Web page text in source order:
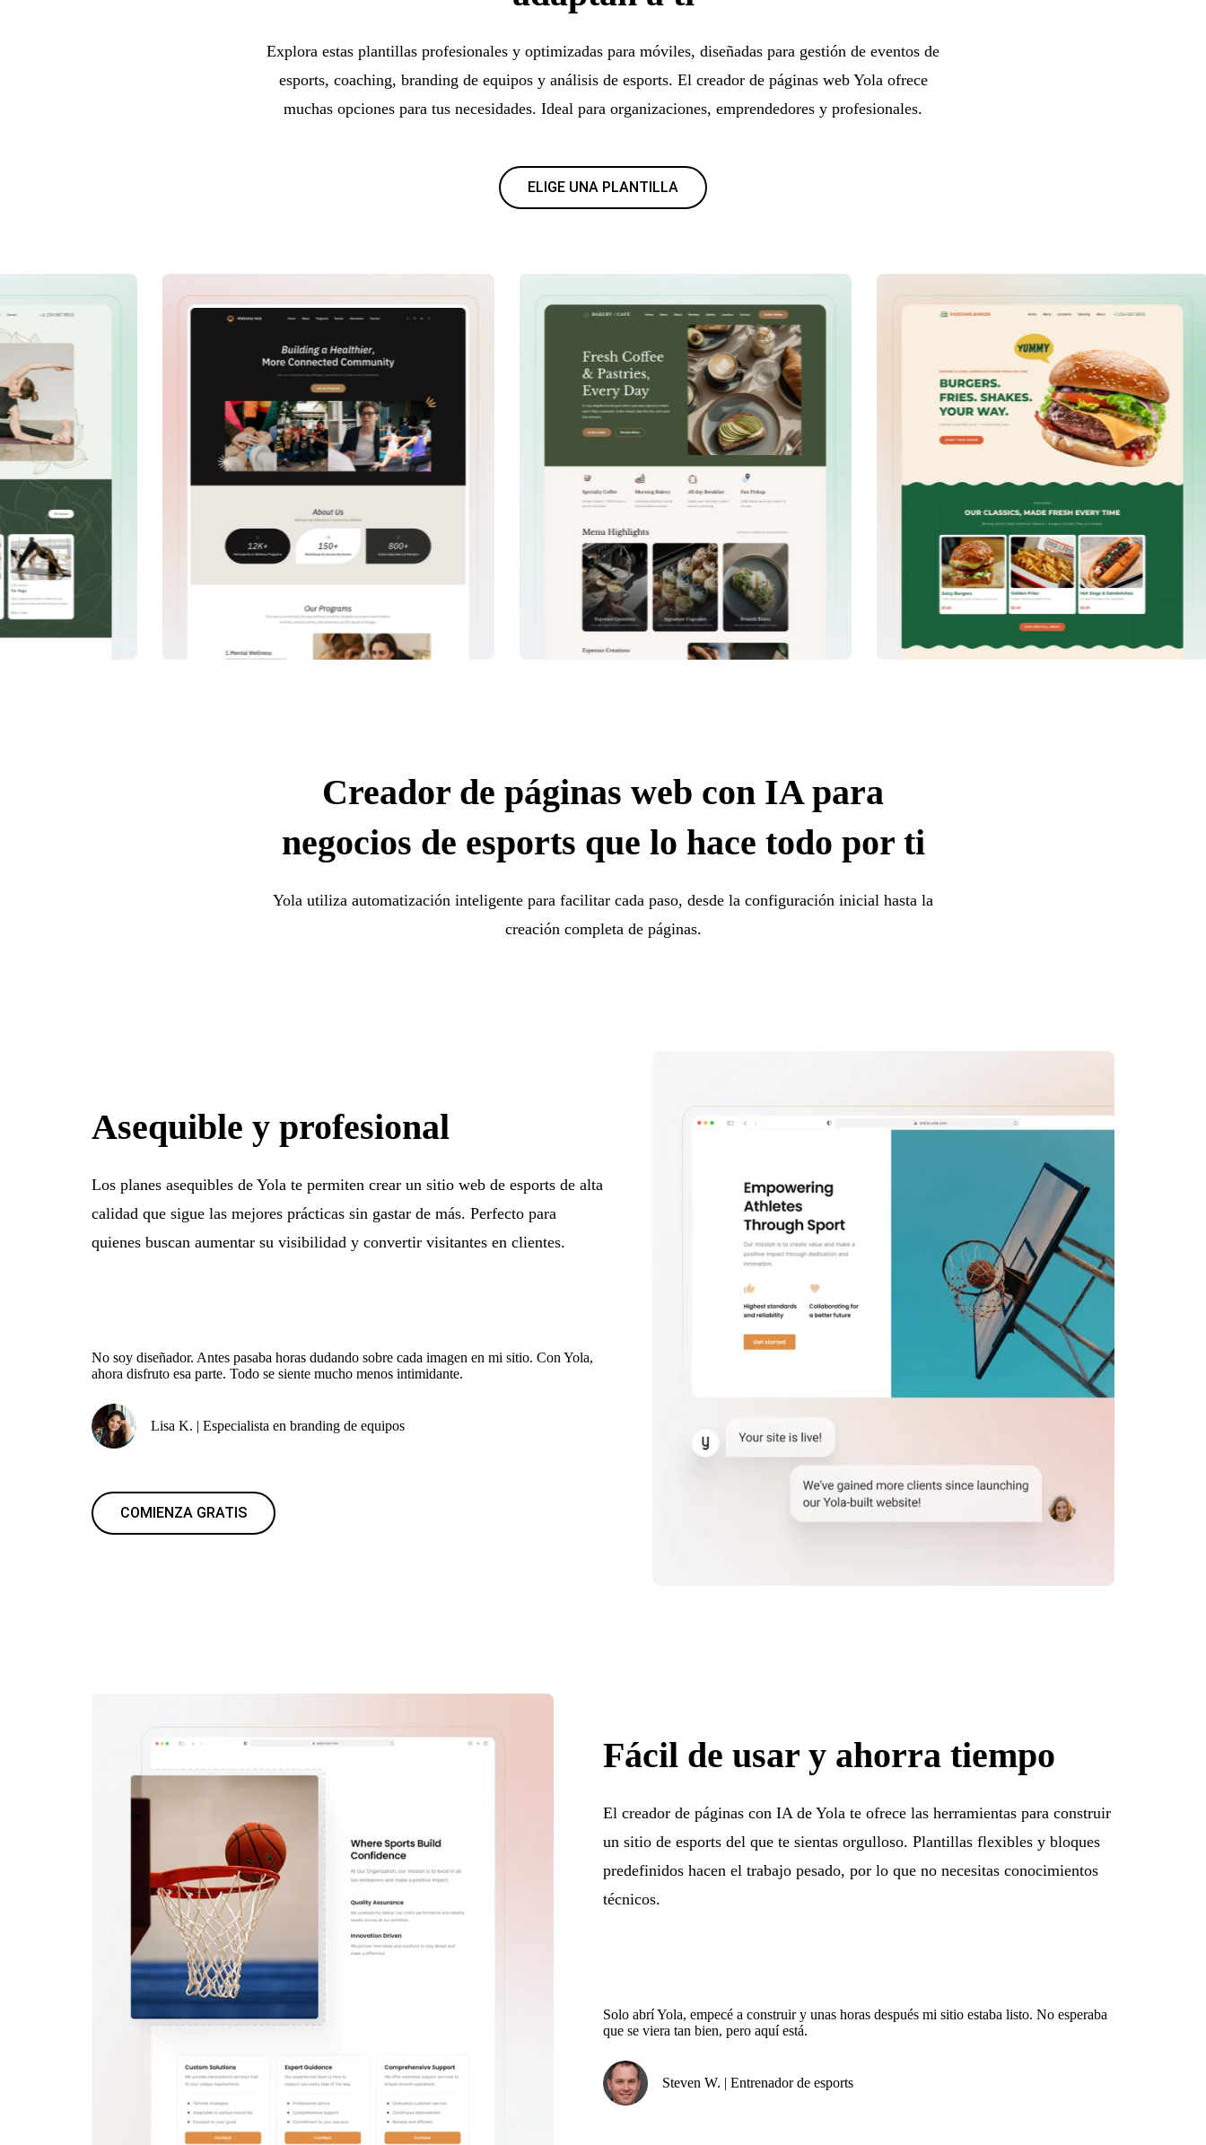
Explora estas plantillas profesionales y optimizadas para móviles, diseñadas para gestión de eventos de
esports, coaching, branding de equipos y análisis de esports. El creador de páginas web Yola ofrece
muchas opciones para tus necesidades. Ideal para organizaciones, emprendedores y profesionales.
ELIGE UNA PLANTILLA
Creador de páginas web con IA para
negocios de esports que lo hace todo por ti
Yola utiliza automatización inteligente para facilitar cada paso, desde la configuración inicial hasta la
creación completa de páginas.
Asequible y profesional
Los planes asequibles de Yola te permiten crear un sitio web de esports de alta
calidad que sigue las mejores prácticas sin gastar de más. Perfecto para
quienes buscan aumentar su visibilidad y convertir visitantes en clientes.
No soy diseñador. Antes pasaba horas dudando sobre cada imagen en mi sitio. Con Yola,
ahora disfruto esa parte. Todo se siente mucho menos intimidante.
Lisa K. | Especialista en branding de equipos
COMIENZA GRATIS
Fácil de usar y ahorra tiempo
El creador de páginas con IA de Yola te ofrece las herramientas para construir
un sitio de esports del que te sientas orgulloso. Plantillas flexibles y bloques
predefinidos hacen el trabajo pesado, por lo que no necesitas conocimientos
técnicos.
Solo abrí Yola, empecé a construir y unas horas después mi sitio estaba listo. No esperaba
que se viera tan bien, pero aquí está.
Steven W. | Entrenador de esports